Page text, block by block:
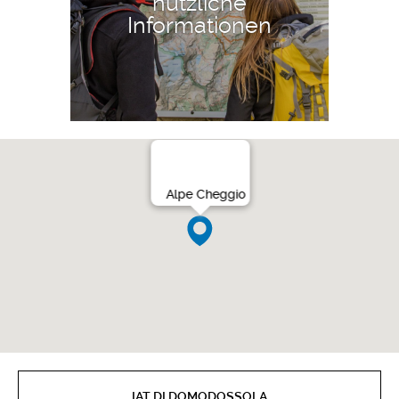
Informationen
Alpe Cheggio
IAT DI DOMODOSSOLA